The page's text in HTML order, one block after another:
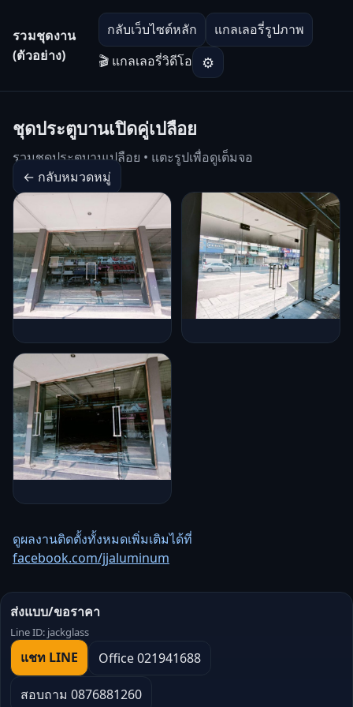
รวมชุดงาน
(ตัวอย่าง)
กลับเว็บไซต์หลัก
แกลเลอรี่รูปภาพ
🎬 แกลเลอรี่วิดีโอ
⚙
ชุดประตูบานเปิดคู่เปลือย
รวมชุดประตูบานเปลือย • แตะรูปเพื่อดูเต็มจอ
← กลับหมวดหมู่
ดูผลงานติดตั้งทั้งหมดเพิ่มเติมได้ที่
facebook.com/jjaluminum
ส่งแบบ/ขอราคา
Line ID: jackglass
แชท LINE Office 021941688
สอบถาม 0876881260